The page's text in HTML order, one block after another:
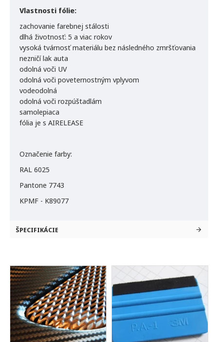
Vlastnosti fólie:
zachovanie farebnej stálosti
dlhá životnosť: 5 a viac rokov
vysoká tvárnosť materiálu bez následného zmršťovania
nezničí lak auta
odolná voči UV
odolná voči poveternostným vplyvom
vodeodolná
odolná voči rozpúštadlám
samolepiaca
fólia je s AIRELEASE
Označenie farby:
RAL 6025
Pantone 7743
KPMF - K89077
ŠPECIFIKÁCIE